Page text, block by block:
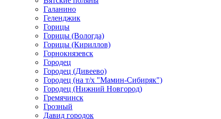
Галанино
Геленджик
Горицы
Горицы (Вологда)
Горицы (Кириллов)
Горнокнязевск
Городец
Городец (Дивеево)
Городец (на т/х "Мамин-Сибиряк")
Городец (Нижний Новгород)
Гремячинск
Грозный
Давид городок